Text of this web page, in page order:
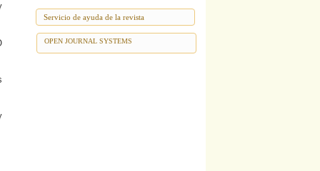
Servicio de ayuda de la revista
OPEN JOURNAL SYSTEMS